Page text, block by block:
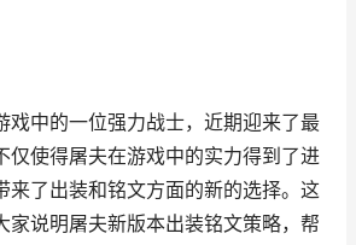
戏中的一位强力战士，近期迎来了最
仅使得屠夫在游戏中的实力得到了进
来了出装和铭文方面的新的选择。这
家说明屠夫新版本出装铭文策略，帮